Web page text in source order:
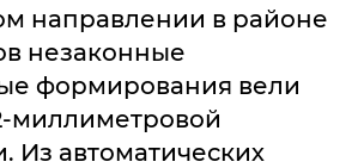
направлении в районе
незаконные
формирования вели
миллиметровой
Из автоматических